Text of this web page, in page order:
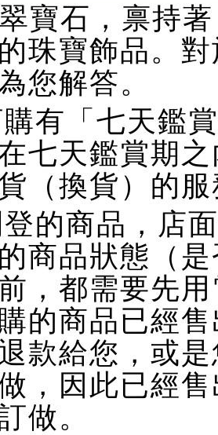
寶石，禀持
珠寶飾品。
您解答。
有「七天鑑
七天鑑賞期
（換貨）的
的商品，店
商品狀態（
，都需要先
的商品已經
款給您，或
，因此已經
做。